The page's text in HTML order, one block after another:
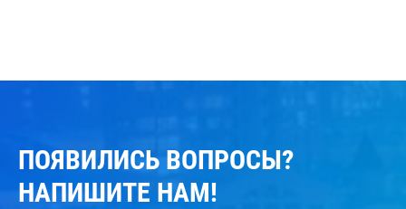
ПОЯВИЛИСЬ ВОПРОСЫ?
НАПИШИТЕ НАМ!